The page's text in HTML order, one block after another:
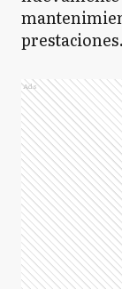
prestaciones.
Ads